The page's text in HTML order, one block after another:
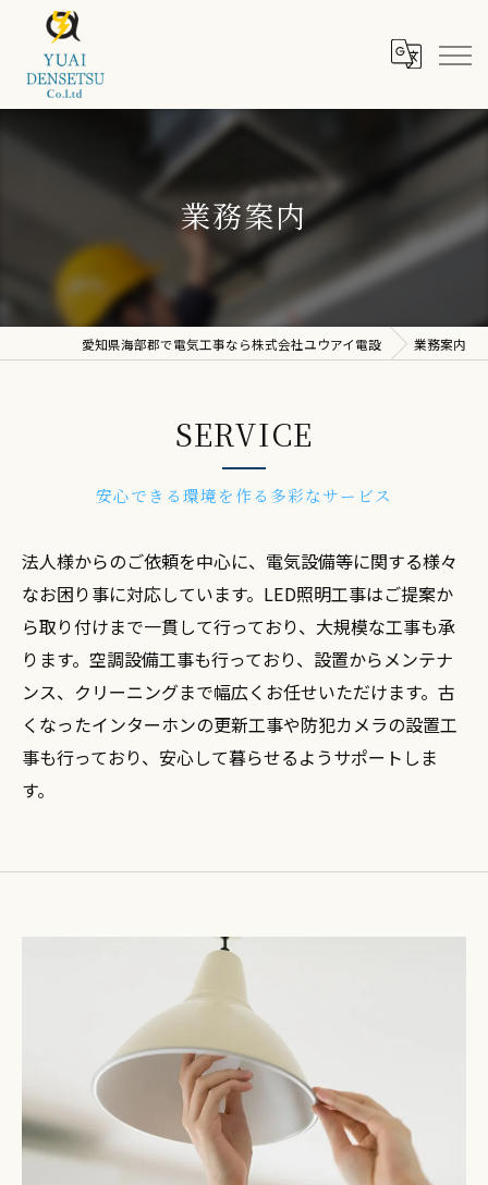
業務案内
愛知県海部郡で電気工事なら株式会社ユウアイ電設 業務案内
安心できる環境を作る多彩なサービス
SERVICE
法人様からのご依頼を中心に、電気設備等に関する様々
なお困り事に対応しています。LED照明工事はご提案か
ら取り付けまで一貫して行っており、大規模な工事も承
ります。空調設備工事も行っており、設置からメンテナ
ンス、クリーニングまで幅広くお任せいただけます。古
くなったインターホンの更新工事や防犯カメラの設置工
事も行っており、安心して暮らせるようサポートしま
す。